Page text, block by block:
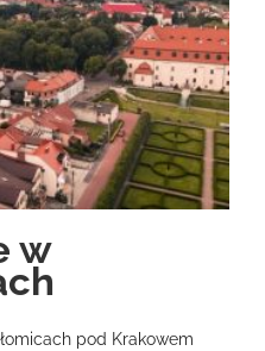
w
pod Krakowem